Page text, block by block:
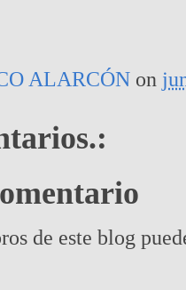
ALARCÓN on
de este blog